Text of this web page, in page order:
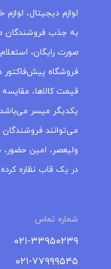
لوازم دیجیتال، لوازم
به جذب فروشندگان
صورت رایگان،
فروشگاه پیش‌فاکتور
قیمت کالاها، مقایسه
یکدیگر میسر می‌باشد.
می‌توانند فروشندگان
ولیعصر، امین حضور،
در یک قاب نظاره
شماره تماس
۰۲۱-۳۳۹۵۰۲۳۹
۰۲۱-۷۷۹۹۹۵۴۵